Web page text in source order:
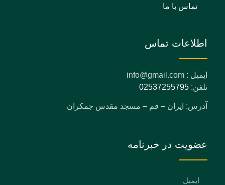
تماس با ما
اطلاعات تماس
ایمیل : info@gmail.com
تلفن:02537255795
آدرس: ایران – قم – مسجد مقدس جمکران
عضویت در خبرنامه